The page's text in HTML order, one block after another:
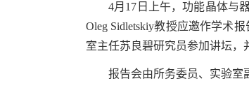
4月 17 日上午，功能晶体与
Oleg Sidletskiy教授应邀作学术报
室主任苏良碧研究员参加讲坛，
报告会由所务委员、实验室